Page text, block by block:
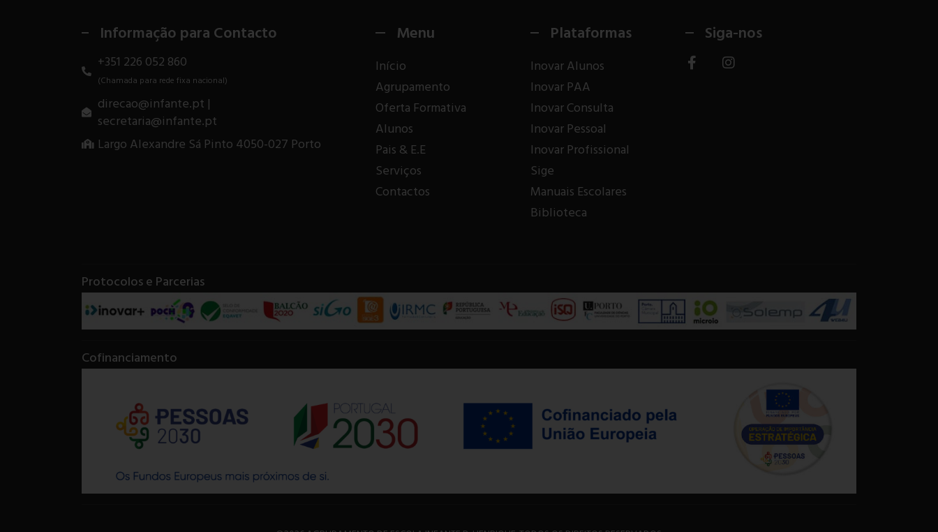
Informação para Contacto
+351 226 052 860
(Chamada para rede fixa nacional)
direcao@infante.pt |
secretaria@infante.pt
Largo Alexandre Sá Pinto 4050-027 Porto
Menu
Início
Agrupamento
Oferta Formativa
Alunos
Pais & E.E
Serviços
Contactos
Plataformas
Inovar Alunos
Inovar PAA
Inovar Consulta
Inovar Pessoal
Inovar Profissional
Sige
Manuais Escolares
Biblioteca
Siga-nos
Protocolos e Parcerias
Cofinanciamento